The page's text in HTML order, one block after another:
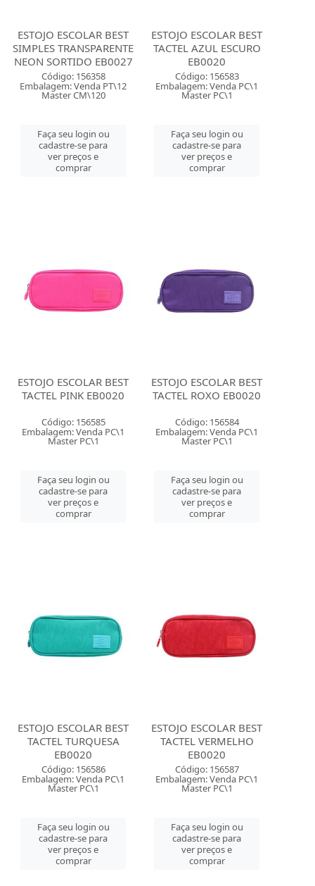
ESTOJO ESCOLAR BEST
SIMPLES TRANSPARENTE
NEON SORTIDO EB0027
Código: 156358
Embalagem: Venda PT\12
Master CM\120
Faça seu login ou
cadastre-se para
ver preços e
comprar
ESTOJO ESCOLAR BEST
TACTEL AZUL ESCURO
EB0020
Código: 156583
Embalagem: Venda PC\1
Master PC\1
Faça seu login ou
cadastre-se para
ver preços e
comprar
ESTOJO ESCOLAR BEST
TACTEL PINK EB0020
Código: 156585
Embalagem: Venda PC\1
Master PC\1
Faça seu login ou
cadastre-se para
ver preços e
comprar
ESTOJO ESCOLAR BEST
TACTEL ROXO EB0020
Código: 156584
Embalagem: Venda PC\1
Master PC\1
Faça seu login ou
cadastre-se para
ver preços e
comprar
ESTOJO ESCOLAR BEST
TACTEL TURQUESA
EB0020
Código: 156586
Embalagem: Venda PC\1
Master PC\1
Faça seu login ou
cadastre-se para
ver preços e
comprar
ESTOJO ESCOLAR BEST
TACTEL VERMELHO
EB0020
Código: 156587
Embalagem: Venda PC\1
Master PC\1
Faça seu login ou
cadastre-se para
ver preços e
comprar